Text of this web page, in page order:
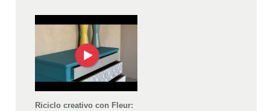
Riciclo creativo con Fleur: